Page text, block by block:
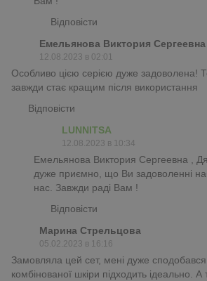
Відповісти
Емельянова Виктория Сергеевна
12.08.2023 в 02:01
Особливо цією серією дуже задоволена!
завжди стає кращим після використання
Відповісти
LUNNITSA
12.08.2023 в 10:34
Емельянова Виктория Сергеевна ,
дуже приємно, що Ви задоволенні
нас. Завжди раді Вам !
Відповісти
Марина Стрельцова
05.02.2023 в 16:16
Замовляла цей сет, мені дуже
комбінованої шкіри підходить ідеально. А